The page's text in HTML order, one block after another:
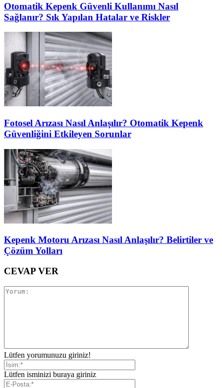
Otomatik Kepenk Güvenli Kullanımı Nasıl
Sağlanır? Sık Yapılan Hatalar ve Riskler
Fotosel Arızası Nasıl Anlaşılır? Otomatik Kepenk
Güvenliğini Etkileyen Sorunlar
Kepenk Motoru Arızası Nasıl Anlaşılır? Belirtiler ve
Çözüm Yolları
CEVAP VER
Lütfen yorumunuzu giriniz!
Lütfen isminizi buraya giriniz